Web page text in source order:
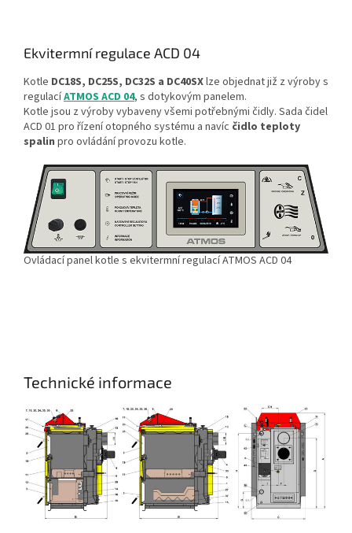
Ekvitermní regulace ACD 04
Kotle DC18S, DC25S, DC32S a DC40SXlze objednat již z výroby s
regulacíATMOS ACD 04, s dotykovým panelem.
Kotle jsou z výroby vybaveny všemi potřebnými čidly. Sada čidel
ACD 01 pro řízení otopného systému a navíc čidlo teploty
spalin pro ovládání provozu kotle.
Ovládací panel kotle s ekvitermní regulací ATMOS ACD 04
Technické informace